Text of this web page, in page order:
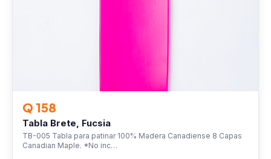
Q 158
Tabla Brete, Fucsia
TB-005 Tabla para patinar 100% Madera Canadiense 8 Capas
Canadian Maple. *No inc…